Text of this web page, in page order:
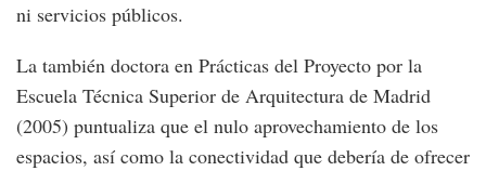
ni servicios públicos.
La también doctora en Prácticas del Proyecto por la
Escuela Técnica Superior de Arquitectura de Madrid
(2005) puntualiza que el nulo aprovechamiento de los
espacios, así como la conectividad que debería de ofrecer